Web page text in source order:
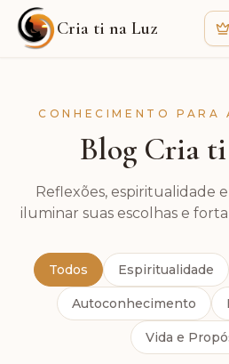
Cria ti na Luz
CONHECIMENTO PARA
Blog Cria
Reflexões, espiritualidade
iluminar suas escolhas e
Todos Espiritualidade
Autoconhecimento
Vida e